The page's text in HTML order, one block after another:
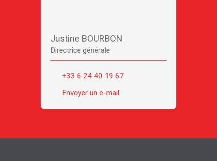
Justine BOURBON
Directrice générale
+33 6 24 40 19 67
Envoyer un e-mail